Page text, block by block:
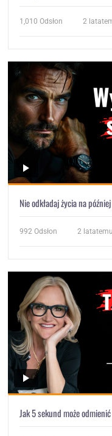
1,010 Odsłon 2
Nie odkładaj życia na
992 Odsłon 2 latatemu
Jak 5 sekund może